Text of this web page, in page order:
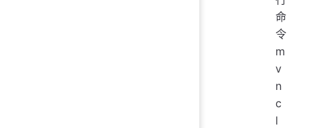
命
令
m
v
n
c
l